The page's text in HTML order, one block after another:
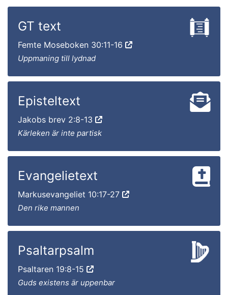
GT text
Femte Moseboken 30:11-16
Uppmaning till lydnad
Episteltext
Jakobs brev 2:8-13
Kärleken är inte partisk
Evangelietext
Markusevangeliet 10:17-27
Den rike mannen
Psaltarpsalm
Psaltaren 19:8-15
Guds existens är uppenbar